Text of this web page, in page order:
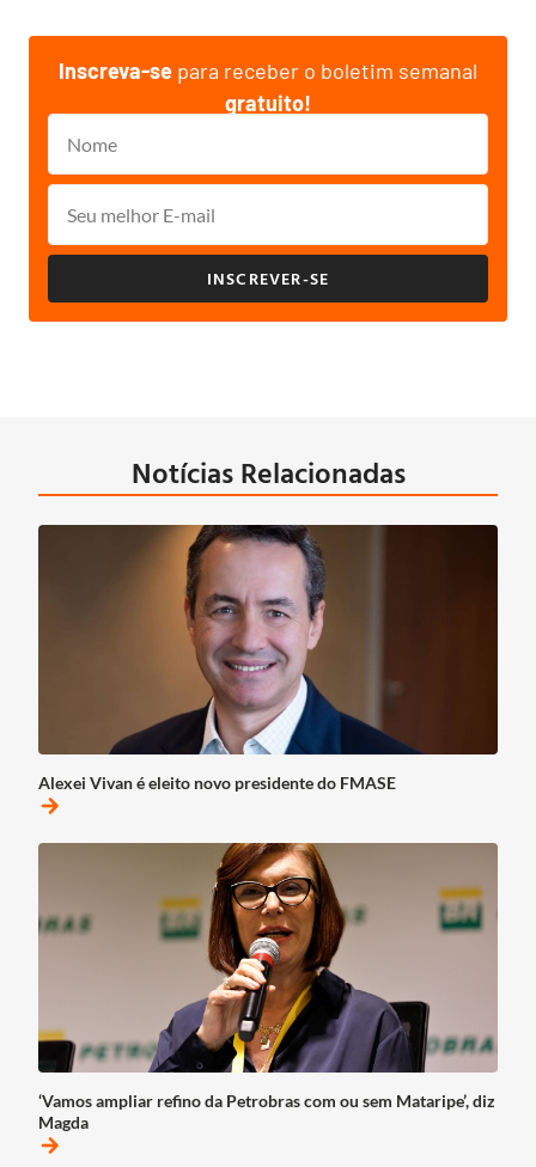
Inscreva-se para receber o boletim semanal
gratuito!
INSCREVER-SE
Notícias Relacionadas
Alexei Vivan é eleito novo presidente do FMASE
arrow_forward
‘Vamos ampliar refino da Petrobras com ou sem Mataripe’, diz
Magda
arrow_forward